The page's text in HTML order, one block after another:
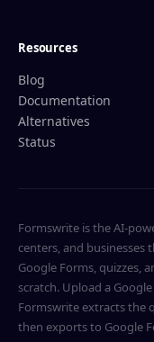
Resources
Blog
Documentation
Alternatives
Status
Formswrite is the AI-
centers, and
Google Forms, quizzes,
scratch. Upload a
Formswrite extracts the
then exports to Google